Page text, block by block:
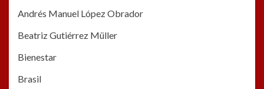
Andrés Manuel López Obrador
Beatriz Gutiérrez Müller
Bienestar
Brasil